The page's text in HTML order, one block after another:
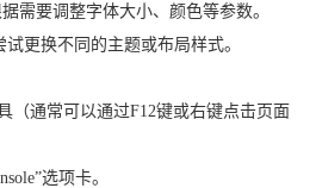
需要调整字体大小、颜色等参数。
更换不同的主题或布局样式。
（通常可以通过F12键或右键点击页面
选项卡。